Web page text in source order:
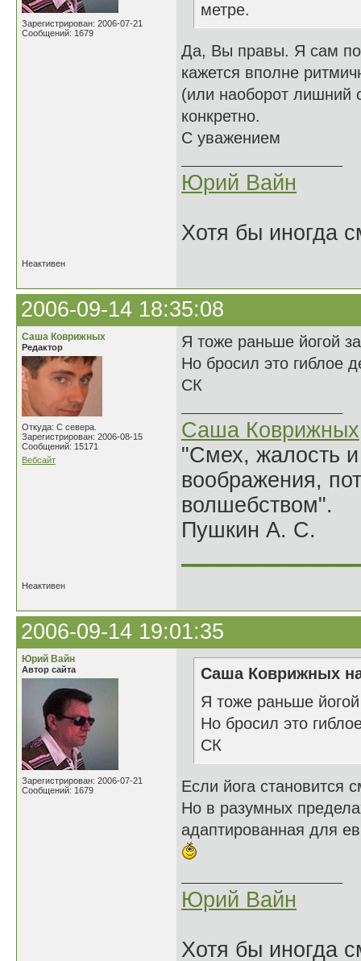
Зарегистрирован: 2006-07-21
Сообщений: 1679
метре.
Да, Вы правы. Я сам
кажется вполне
(или наоборот лишний
конкретно.
С уважением
Юрий Вайн
Хотя бы иногда
Неактивен
2006-09-14 18:35:08
Саша Коврижных
Редактор
Откуда: С севера.
Зарегистрирован: 2006-08-15
Сообщений: 15171
Вебсайт
Я тоже раньше йогой
Но бросил это гиблое
СК
Саша Коврижных
"Смех, жалость
воображения,
волшебством".
Пушкин А. С.
Неактивен
2006-09-14 19:01:35
Юрий Вайн
Автор сайта
Зарегистрирован: 2006-07-21
Сообщений: 1679
Саша Коврижных
Я тоже раньше
Но бросил это
СК
Если йога становится
Но в разумных
адаптированная для
Юрий Вайн
Хотя бы иногда